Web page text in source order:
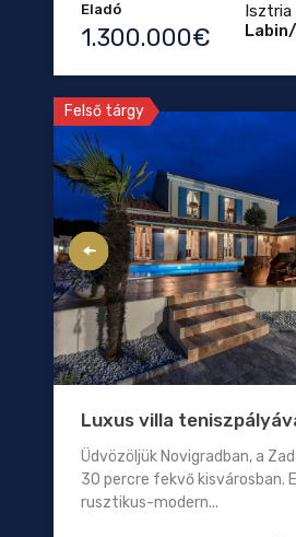
Eladó
1.300.000€
Isztria
Felső tárgy
Luxus villa
Üdvözöljük Novigradban, a
30 percre fekvő kisvárosban.
rusztikus-modern...